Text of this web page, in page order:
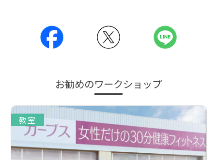
お勧めのワークショップ
教室